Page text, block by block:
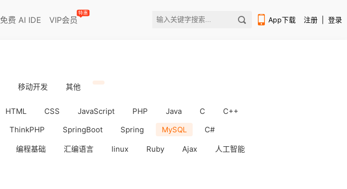
免费 AI IDE VIP会员
特惠
App下载 注册 登录
移动开发 其他
HTML CSS JavaScript PHP Java C
C++
ThinkPHP SpringBoot Spring MySQL C#
编程基础 汇编语言 linux Ruby Ajax 人工智能